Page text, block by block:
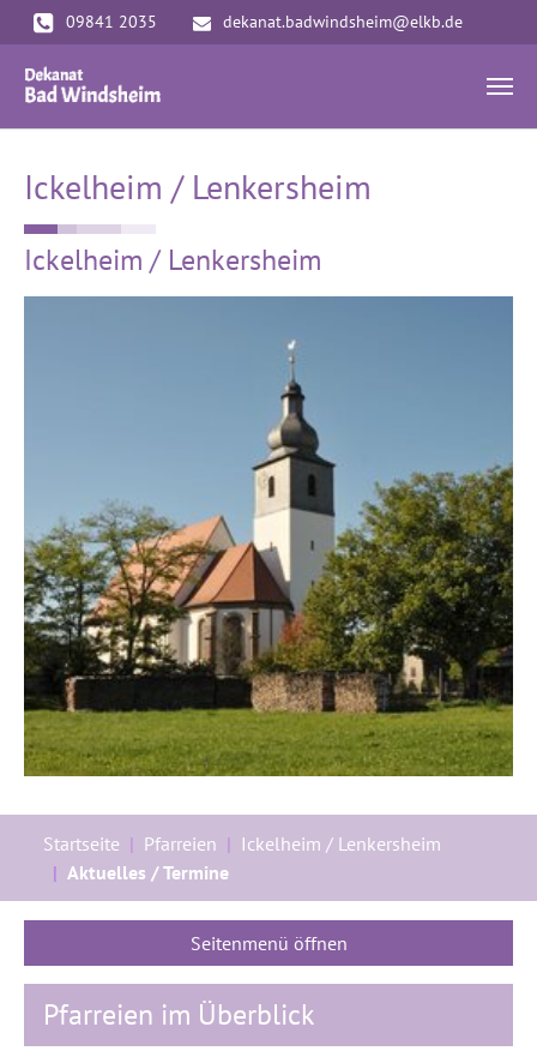
Zum Hauptinhalt springen
09841 2035 dekanat.badwindsheim@elkb.de
Ickelheim / Lenkersheim
Ickelheim / Lenkersheim
Startseite Pfarreien
Ickelheim / Lenkersheim
Aktuelles / Termine
Seitenmenü öffnen
Pfarreien im Überblick